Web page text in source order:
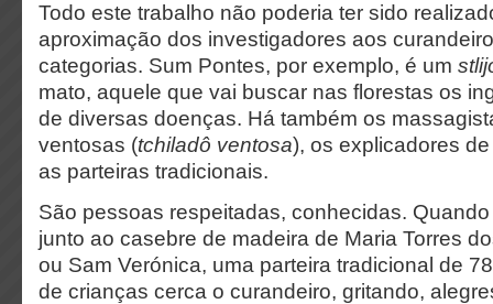
Todo este trabalho não poderia ter sido
aproximação dos investigadores aos
categorias. Sum Pontes, por exemplo, é um
mato, aquele que vai buscar nas florestas os
de diversas doenças. Há também os
ventosas (tchiladô ventosa), os explicadores
as parteiras tradicionais.
São pessoas respeitadas, conhecidas.
junto ao casebre de madeira de Maria Torres
ou Sam Verónica, uma parteira tradicional de
de crianças cerca o curandeiro, gritando,